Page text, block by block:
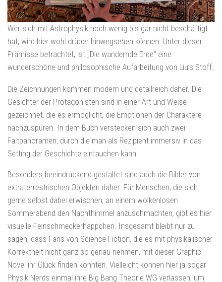
Wer sich mit Astrophysik noch wenig bis gar nicht beschäftigt
hat, wird hier wohl drüber hinwegsehen können. Unter dieser
Prämisse betrachtet, ist „Die wandernde Erde“ eine
wunderschöne und philosophische Aufarbeitung von Liu’s Stoff.
Die Zeichnungen kommen modern und detailreich daher. Die
Gesichter der Protagonisten sind in einer Art und Weise
gezeichnet, die es ermöglicht, die Emotionen der Charaktere
nachzuspüren. In dem Buch verstecken sich auch zwei
Faltpanoramen, durch die man als Rezipient immersiv in das
Setting der Geschichte eintauchen kann.
Besonders beeindruckend gestaltet sind auch die Bilder von
extraterrestrischen Objekten daher. Für Menschen, die sich
gerne selbst dabei erwischen, an einem wolkenlosen
Sommerabend den Nachthimmel anzuschmachten, gibt es hier
visuelle Feinschmeckerhäppchen. Insgesamt bleibt nur zu
sagen, dass Fans von Science-Fiction, die es mit physikalischer
Korrektheit nicht ganz so genau nehmen, mit dieser Graphic-
Novel ihr Glück finden könnten. Vielleicht können hier ja sogar
Physik Nerds einmal ihre Big Bang Theorie WG verlassen, um